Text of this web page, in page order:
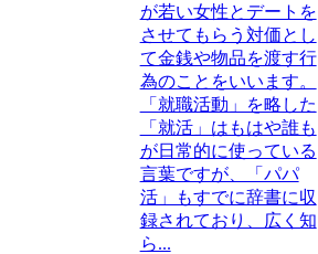
が若い女性とデートを
させてもらう対価とし
て金銭や物品を渡す行
為のことをいいます。
「就職活動」を略した
「就活」はもはや誰も
が日常的に使っている
言葉ですが、「パパ
活」もすでに辞書に収
録されており、広く知
ら...